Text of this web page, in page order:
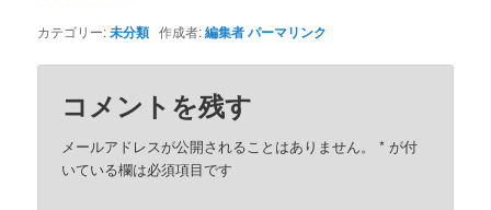
カテゴリー:未分類 作成者:編集者パーマリンク
コメントを残す
メールアドレスが公開されることはありません。 * が付
いている欄は必須項目です